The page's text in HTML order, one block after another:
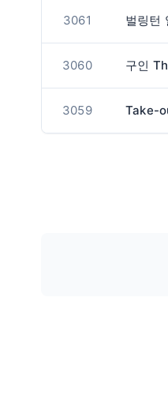
3061
3060
3059